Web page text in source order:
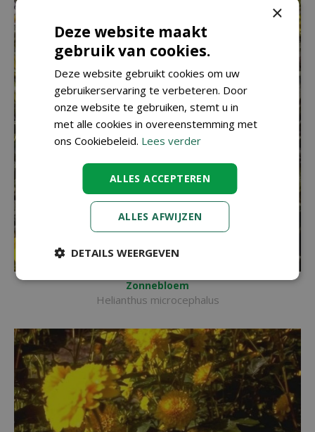
Zonnebloem
Helianthus microcephalus
×
Deze website maakt
gebruik van cookies.
Deze website gebruikt cookies om uw
gebruikerservaring te verbeteren. Door
onze website te gebruiken, stemt u in
met alle cookies in overeenstemming met
ons Cookiebeleid. Lees verder
ALLES ACCEPTEREN
ALLES AFWIJZEN
DETAILS WEERGEVEN